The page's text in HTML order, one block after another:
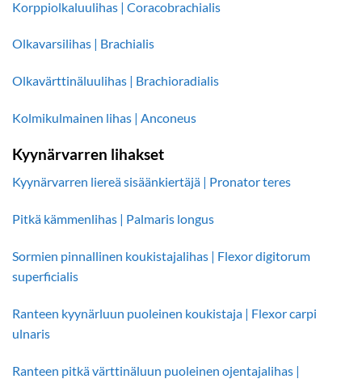
Korppiolkaluulihas | Coracobrachialis
Olkavarsilihas | Brachialis
Olkavärttinäluulihas | Brachioradialis
Kolmikulmainen lihas | Anconeus
Kyynärvarren lihakset
Kyynärvarren liereä sisäänkiertäjä | Pronator teres
Pitkä kämmenlihas | Palmaris longus
Sormien pinnallinen koukistajalihas | Flexor digitorum
superficialis
Ranteen kyynärluun puoleinen koukistaja | Flexor carpi
ulnaris
Ranteen pitkä värttinäluun puoleinen ojentajalihas |